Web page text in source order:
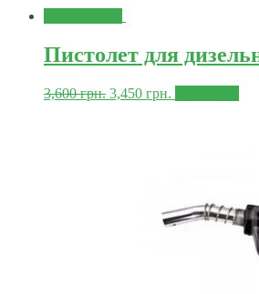
Пистолет для
3,600грн. 3,450 грн.